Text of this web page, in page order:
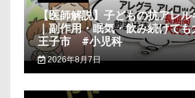
【医師解説】子どもの抗アレ
｜副作用・眠気・飲み続けて
王子市 #小児科
2026年8月7日